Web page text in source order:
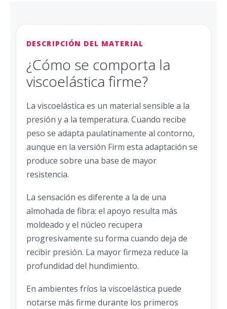
DESCRIPCIÓN DEL MATERIAL
¿Cómo se comporta la
viscoelástica firme?
La viscoelástica es un material sensible a la
presión y a la temperatura. Cuando recibe
peso se adapta paulatinamente al contorno,
aunque en la versión Firm esta adaptación se
produce sobre una base de mayor
resistencia.
La sensación es diferente a la de una
almohada de fibra: el apoyo resulta más
moldeado y el núcleo recupera
progresivamente su forma cuando deja de
recibir presión. La mayor firmeza reduce la
profundidad del hundimiento.
En ambientes fríos la viscoelástica puede
notarse más firme durante los primeros